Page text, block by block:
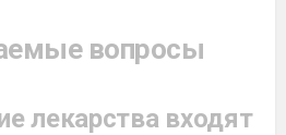
вопросы
лекарства входят